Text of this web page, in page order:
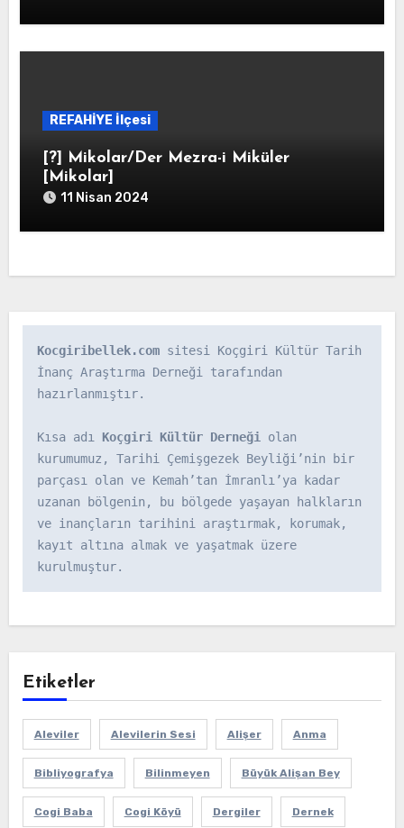
REFAHİYE İlçesi
[?] Mikolar/Der Mezra-i Miküler
[Mikolar]
11 Nisan 2024
Kocgiribellek.com sitesi Koçgiri Kültür Tarih
İnanç Araştırma Derneği tarafından
hazırlanmıştır.
Kısa adı Koçgiri Kültür Derneği olan
kurumumuz, Tarihi Çemişgezek Beyliği’nin bir
parçası olan ve Kemah’tan İmranlı’ya kadar
uzanan bölgenin, bu bölgede yaşayan halkların
ve inançların tarihini araştırmak, korumak,
kayıt altına almak ve yaşatmak üzere
kurulmuştur.
Etiketler
Aleviler Alevilerin Sesi Alişer Anma
Bibliyografya Bilinmeyen Büyük Alişan Bey
Cogi Baba Cogi Köyü Dergiler Dernek